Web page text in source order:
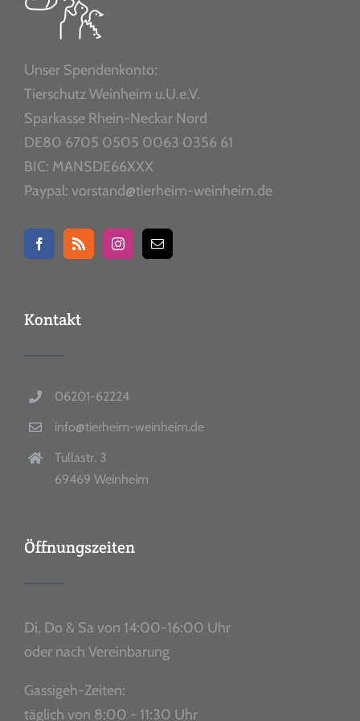
Unser Spendenkonto:
Tierschutz Weinheim u.U.e.V.
Sparkasse Rhein-Neckar Nord
DE80 6705 0505 0063 0356 61
BIC: MANSDE66XXX
Paypal: vorstand@tierheim-weinheim.de
Kontakt
06201-62224
info@tierheim-weinheim.de
Tullastr. 3
69469 Weinheim
Öffnungszeiten
Di, Do & Sa von 14:00-16:00 Uhr
oder nach Vereinbarung
Gassigeh-Zeiten:
täglich von 8:00 - 11:30 Uhr